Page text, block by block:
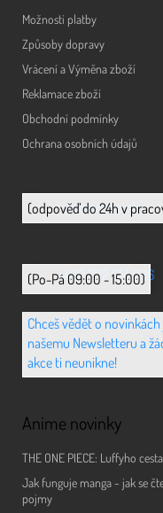
Možnosti platby
Způsoby dopravy
Vrácení a Výměna zboží
Reklamace zboží
Obchodní podmínky
Ochrana osobních údajů
info@animerch.cz
(odpověď do 24h v
+420 702 851 036
(Po-Pá 09:00 - 15:00)
Chceš vědět o
našemu Newsletteru a
akce ti neunikne!
Anime novinky
THE ONE PIECE: Luffyho
Jak funguje manga - jak se
pojmy